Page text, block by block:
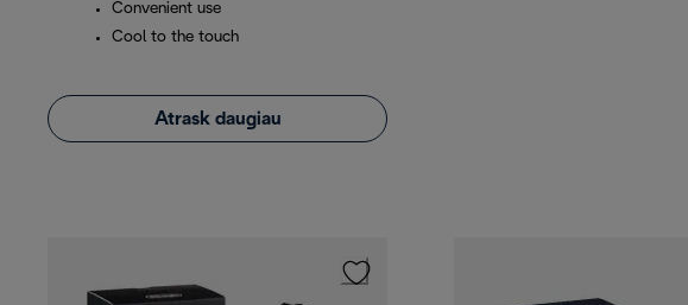
Convenient use
Cool to the touch
Atrask daugiau